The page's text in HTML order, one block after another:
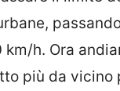
h. Ora
più da vicino